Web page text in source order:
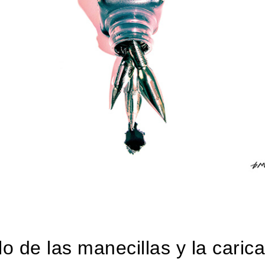
de las manecillas y la